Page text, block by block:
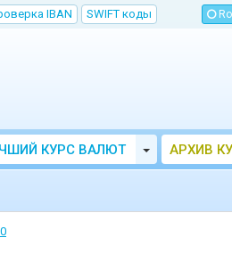
IBAN SWIFT коды
КУРС ВАЛЮТ
МОЛДОВЫ
ToggleАРХИВ